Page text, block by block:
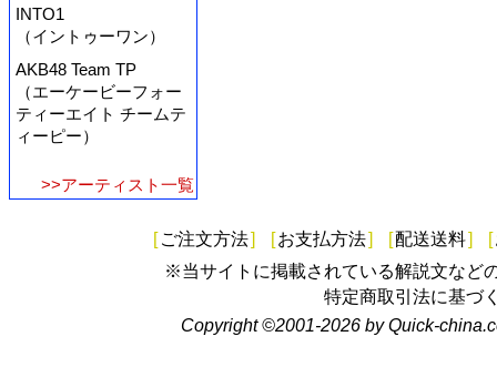
INTO1
（イントゥーワン）
AKB48 Team TP
（エーケービーフォー
ティーエイト チームテ
ィーピー）
>>アーティスト一覧
[ ご注文方法] [お支払方法] [配送送料] [
※当サイトに掲載されている解説文など
特定商取引法に基づ
Copyright ©2001-2026 by Quick-